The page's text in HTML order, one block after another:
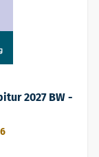
2027 BW -